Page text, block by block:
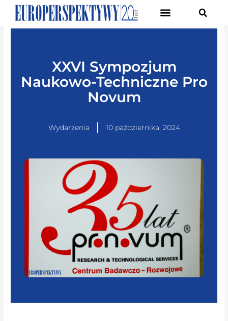
XXVI Sympozjum
Naukowo-Techniczne Pro
Novum
Wydarzenia 10 października, 2024